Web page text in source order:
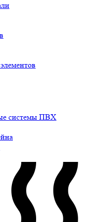
системы ПВХ